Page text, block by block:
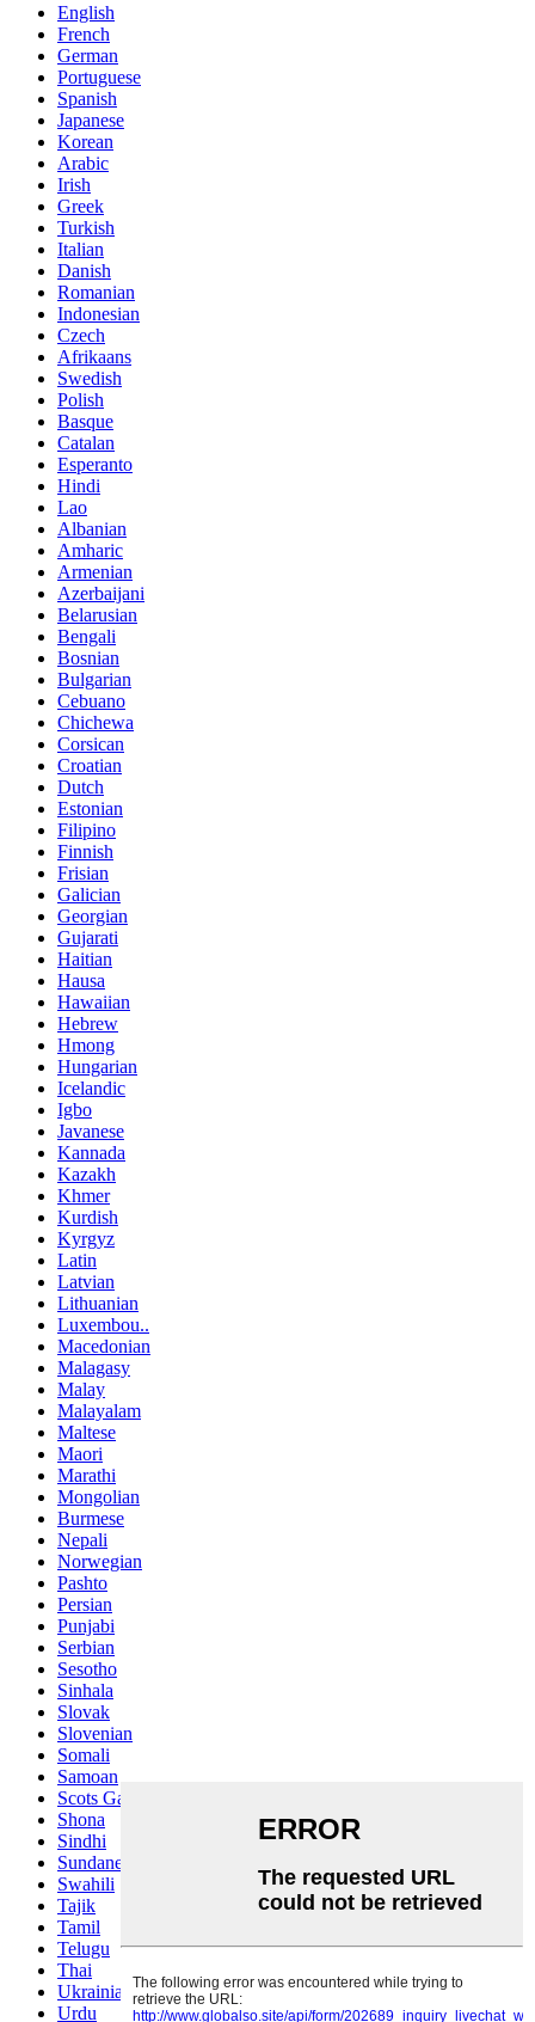
English
French
German
Portuguese
Spanish
Japanese
Korean
Arabic
Irish
Greek
Turkish
Italian
Danish
Romanian
Indonesian
Czech
Afrikaans
Swedish
Polish
Basque
Catalan
Esperanto
Hindi
Lao
Albanian
Amharic
Armenian
Azerbaijani
Belarusian
Bengali
Bosnian
Bulgarian
Cebuano
Chichewa
Corsican
Croatian
Dutch
Estonian
Filipino
Finnish
Frisian
Galician
Georgian
Gujarati
Haitian
Hausa
Hawaiian
Hebrew
Hmong
Hungarian
Icelandic
Igbo
Javanese
Kannada
Kazakh
Khmer
Kurdish
Kyrgyz
Latin
Latvian
Lithuanian
Luxembou..
Macedonian
Malagasy
Malay
Malayalam
Maltese
Maori
Marathi
Mongolian
Burmese
Nepali
Norwegian
Pashto
Persian
Punjabi
Serbian
Sesotho
Sinhala
Slovak
Slovenian
Somali
Samoan
Scots Gaelic
Shona
Sindhi
Sundanese
Swahili
Tajik
Tamil
Telugu
Thai
Ukrainian
Urdu